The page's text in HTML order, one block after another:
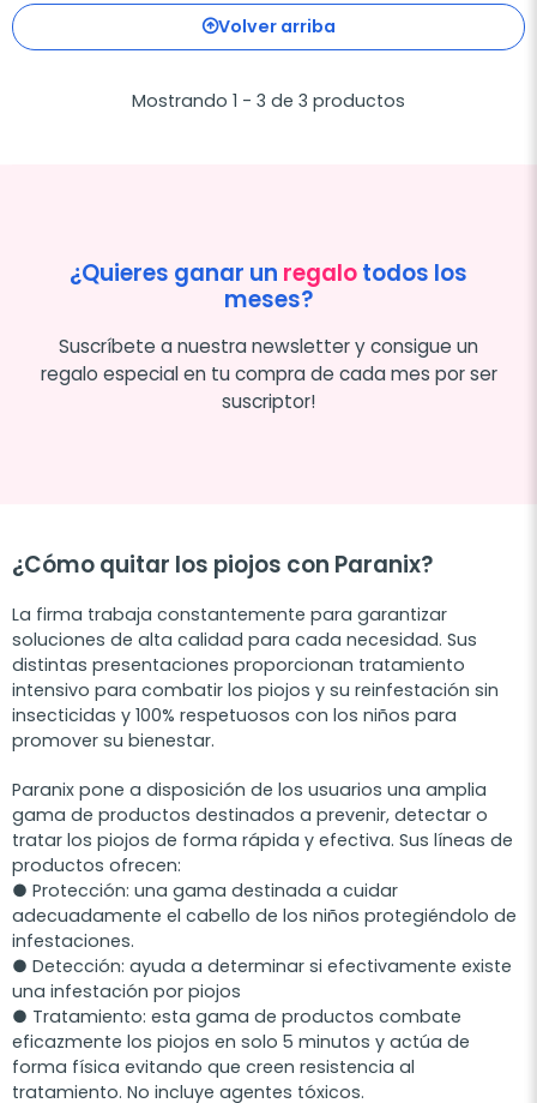
Volver arriba
Mostrando 1 - 3 de 3 productos
¿Quieres ganar un regalotodos los
meses?
Suscríbete a nuestra newsletter y consigue un
regalo especial en tu compra de cada mes por ser
suscriptor!
¿Cómo quitar los piojos con Paranix?
La firma trabaja constantemente para garantizar
soluciones de alta calidad para cada necesidad. Sus
distintas presentaciones proporcionan tratamiento
intensivo para combatir los piojos y su reinfestación sin
insecticidas y 100% respetuosos con los niños para
promover su bienestar.
Paranix pone a disposición de los usuarios una amplia
gama de productos destinados a prevenir, detectar o
tratar los piojos de forma rápida y efectiva. Sus líneas de
productos ofrecen:
● Protección: una gama destinada a cuidar
adecuadamente el cabello de los niños protegiéndolo de
infestaciones.
● Detección: ayuda a determinar si efectivamente existe
una infestación por piojos
● Tratamiento: esta gama de productos combate
eficazmente los piojos en solo 5 minutos y actúa de
forma física evitando que creen resistencia al
tratamiento. No incluye agentes tóxicos.